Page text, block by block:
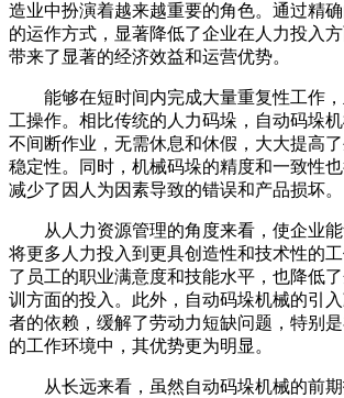
造业中扮演着越来越重要的角色。通过精
的运作方式，显著降低了企业在人力投入
带来了显著的经济效益和运营优势。
能够在短时间内完成大量重复性工作，
工操作。相比传统的人力码垛，自动码垛
不间断作业，无需休息和休假，大大提高
稳定性。同时，机械码垛的精度和一致性也
减少了因人为因素导致的错误和产品损坏。
从人力资源管理的角度来看，使企业能
将更多人力投入到更具创造性和技术性的
了员工的职业满意度和技能水平，也降低
训方面的投入。此外，自动码垛机械的引
者的依赖，缓解了劳动力短缺问题，特别
的工作环境中，其优势更为明显。
从长远来看，虽然自动码垛机械的前期